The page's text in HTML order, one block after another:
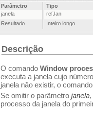
Parâmetro
Tipo
janela
refJan
Resultado
Inteiro longo
Descrição
O comando Window
executa a janela cujo
janela não existir, o
Se omitir o parâmetro janela,
processo da janela do